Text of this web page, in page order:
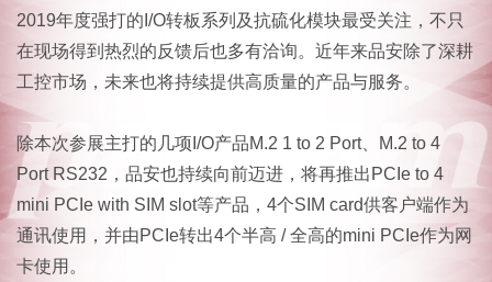
2019年度强打的I/O转板系列及抗硫化模块最受关注，不只
在现场得到热烈的反馈后也多有洽询。近年来品安除了深耕
工控市场，未来也将持续提供高质量的产品与服务。
除本次参展主打的几项I/O产品M.2 1 to 2 Port、M.2 to 4
Port RS232，品安也持续向前迈进，将再推出PCIe to 4
mini PCIe with SIM slot等产品，4个SIM card供客户端作为
通讯使用，并由PCIe转出4个半高 / 全高的mini PCIe作为网
卡使用。